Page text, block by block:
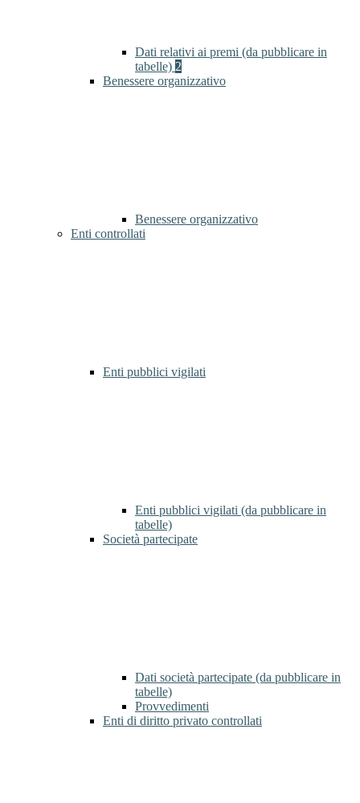
Dati relativi ai premi (da pubblicare in
tabelle) 2
Benessere organizzativo
Benessere organizzativo
Enti controllati
Enti pubblici vigilati
Enti pubblici vigilati (da pubblicare in
tabelle)
Società partecipate
Dati società partecipate (da pubblicare in
tabelle)
Provvedimenti
Enti di diritto privato controllati